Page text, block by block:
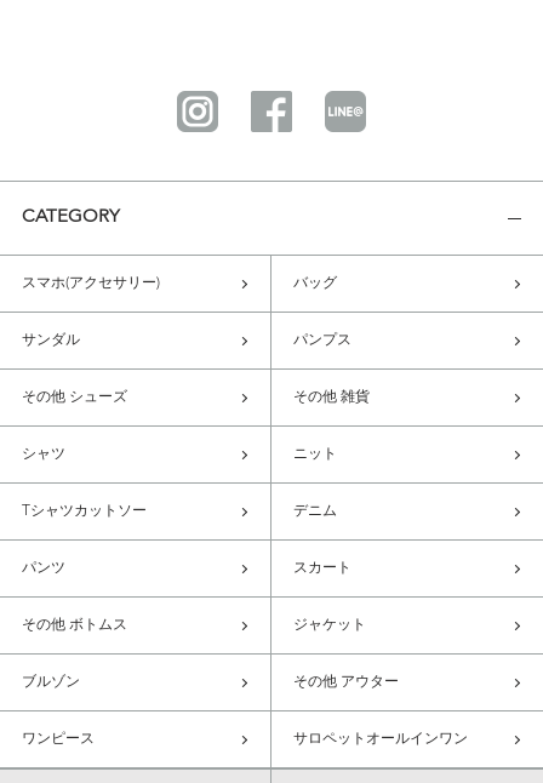
CATEGORY
スマホ(アクセサリー) バッグ
サンダル パンプス
その他 シューズ その他 雑貨
シャツ ニット
Tシャツカットソー デニム
パンツ スカート
その他 ボトムス ジャケット
ブルゾン その他 アウター
ワンピース サロペットオールインワン